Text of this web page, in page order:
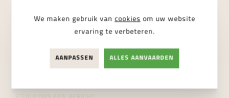
We maken gebruik van cookies om uw website
ervaring te verbeteren.
AANPASSEN ALLES AANVAARDEN